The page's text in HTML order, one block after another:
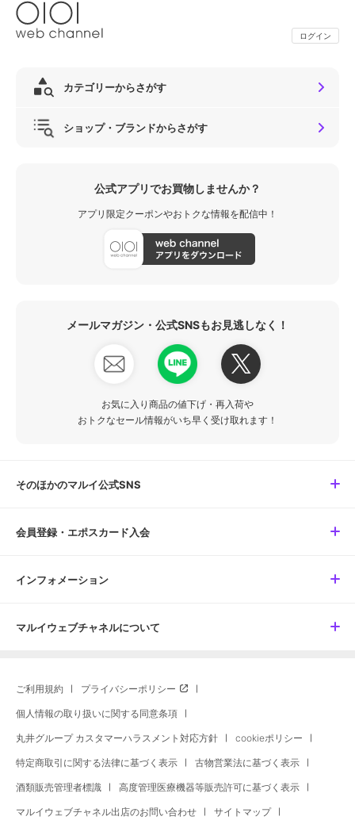
ログイン
カテゴリーからさがす
ショップ・ブランドからさがす
公式アプリでお買物しませんか？
アプリ限定クーポンやおトクな情報を配信中！
メールマガジン・公式SNSもお見逃しなく！
お気に入り商品の値下げ・再入荷や
おトクなセール情報がいち早く受け取れます！
そのほかのマルイ公式SNS
会員登録・エポスカード入会
インフォメーション
マルイウェブチャネルについて
ご利用規約 プライバシーポリシー
個人情報の取り扱いに関する同意条項
丸井グループ カスタマーハラスメント対応方針 cookieポリシー
特定商取引に関する法律に基づく表示 古物営業法に基づく表示
酒類販売管理者標識 高度管理医療機器等販売許可に基づく表示
マルイウェブチャネル出店のお問い合わせ サイトマップ